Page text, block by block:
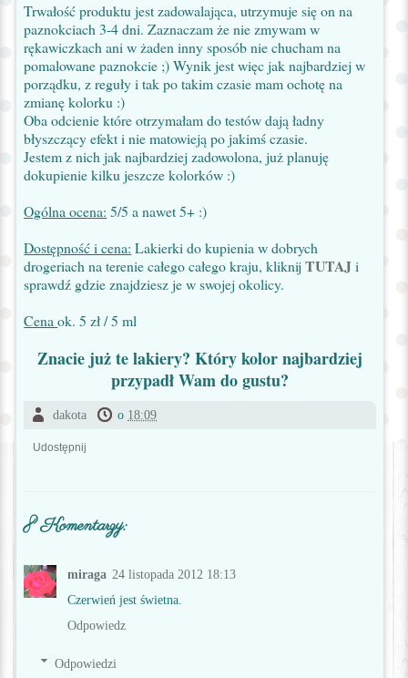
Trwałość produktu jest zadowalająca, utrzymuje się on na
paznokciach 3-4 dni. Zaznaczam że nie zmywam w
rękawiczkach ani w żaden inny sposób nie chucham na
pomalowane paznokcie ;) Wynik jest więc jak najbardziej w
porządku, z reguły i tak po takim czasie mam ochotę na
zmianę kolorku :)
Oba odcienie które otrzymałam do testów dają ładny
błyszczący efekt i nie matowieją po jakimś czasie.
Jestem z nich jak najbardziej zadowolona, już planuję
dokupienie kilku jeszcze kolorków :)
Ogólna ocena: 5/5 a nawet 5+ :)
Dostępność i cena: Lakierki do kupienia w dobrych
drogeriach na terenie całego całego kraju, kliknijTUTAJi
sprawdź gdzie znajdziesz je w swojej okolicy.
Cenaok. 5 zł / 5 ml
Znacie już te lakiery? Który kolor najbardziej
przypadł Wam do gustu?
dakota o 18:09
Udostępnij
8 Komentarzy:
miraga 24 listopada 2012 18:13
Czerwień jest świetna.
Odpowiedz
Odpowiedzi